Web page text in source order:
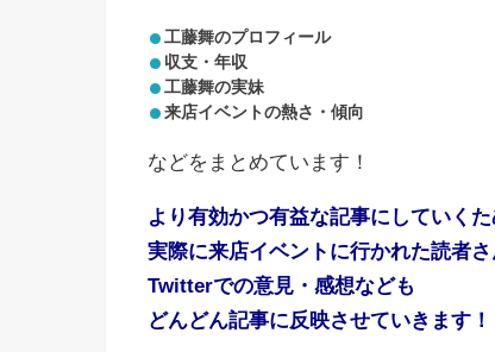
工藤舞のプロフィール
収支・年収
工藤舞の実妹
来店イベントの熱さ・傾向
などをまとめています！
より有効かつ有益な記事にしていくた
実際に来店イベントに行かれた読者
Twitterでの意見・感想なども
どんどん記事に反映させていきます！